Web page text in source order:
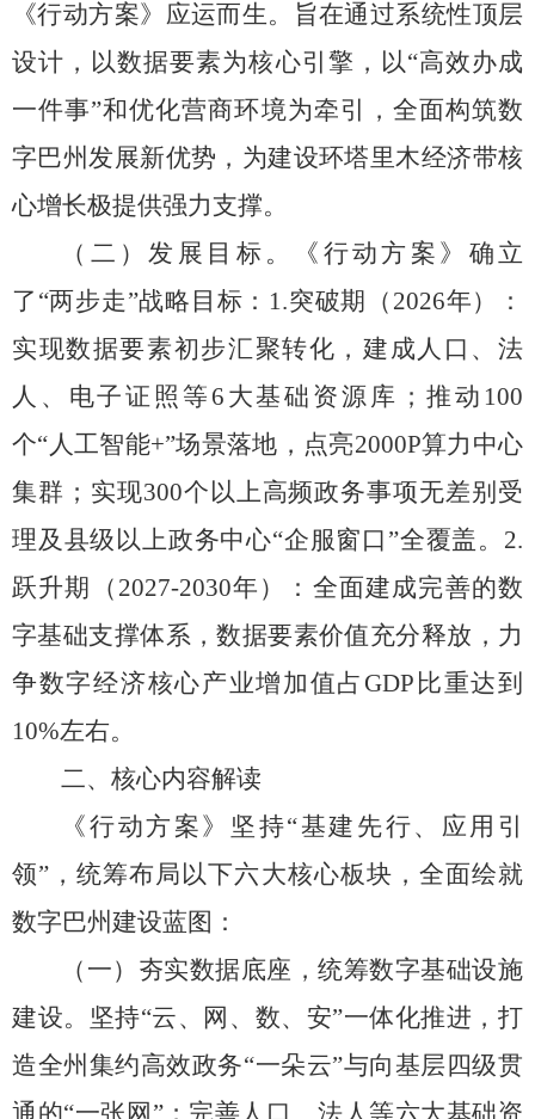
《行动方案》应运而生。
旨在通过系统性顶层
设计， 以数据要素为核心引擎， 以“高效办成
一件事”和优化营商环境为牵引， 全面构筑数
字巴州发展新优势， 为建设环塔里木经济带核
心增长极提供强力支撑。
（二）发展目标。
《行动方案》确立
了 “两步走”战略目标 ： 1.突破期（ 2026年）：
实现数据要素初步汇聚转化，建成人口、法
人、电子证照等 6 大基础资源库；推动 100
个“ 人工智能+”场景落地，点亮2000P算力中心
集群；实现300个以上高频政务事项无差别受
理及县级以上政务中心“企服窗口 ”全覆盖。 2.
跃升期（ 2027-2030年）：全面建成完善的数
字基础支撑体系，数据要素价值充分释放， 力
争数字经济核心产业增加值占 GDP 比重达到
10%左右。
二、核心内容解读
《行动方案》坚持“基建先行、应用引
领” ，统筹布局以下六大核心板块，全面绘就
数字巴州建设蓝图：
（一）夯实数据底座，统筹数字基础设施
建设。
坚持“云、网、数、安”一体化推进，打
造全州集约高效政务“一朵云”与向基层四级贯
通的“一张网 ”； 完善人口、 法人等六大基础资